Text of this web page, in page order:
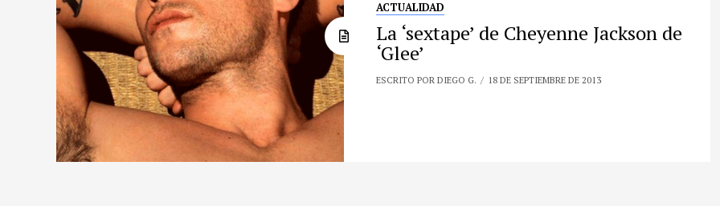
ACTUALIDAD
La ‘sextape’ de Cheyenne Jackson de
‘Glee’
ESCRITO POR DIEGO G. 18 DE SEPTIEMBRE DE 2013